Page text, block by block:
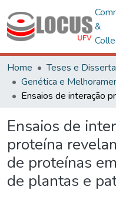
&
Home Teses e
Genética e
Ensaios de
proteína
de proteínas
de plantas e